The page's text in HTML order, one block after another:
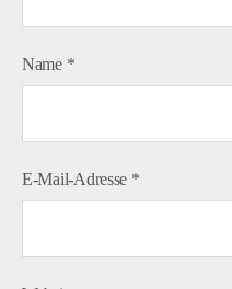
Name *
E-Mail-Adresse *